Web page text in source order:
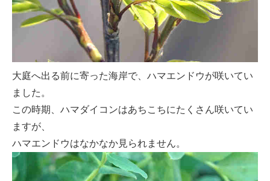
大庭へ出る前に寄った海岸で、ハマエンドウが咲いてい
ました。
この時期、ハマダイコンはあちこちにたくさん咲いてい
ますが、
ハマエンドウはなかなか見られません。